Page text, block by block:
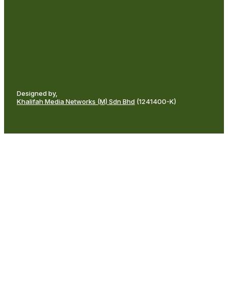
Designed by,
Khalifah Media Networks (M) Sdn Bhd (1241400-K)